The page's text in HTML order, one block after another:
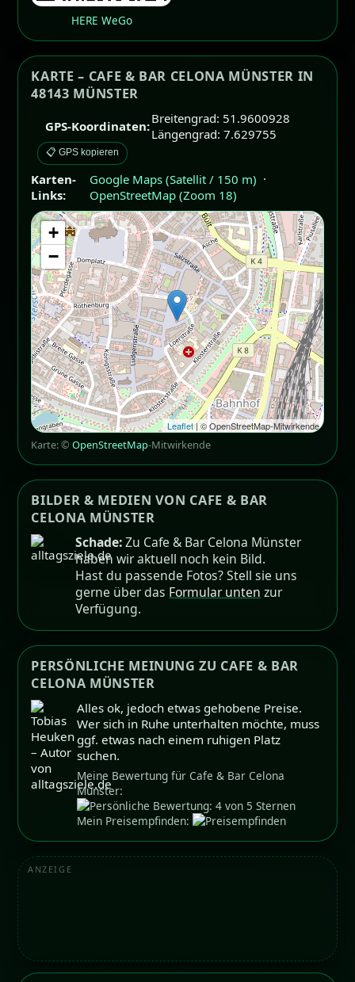
HERE WeGo
KARTE – CAFE & BAR CELONA MÜNSTER IN
48143 MÜNSTER
GPS-Koordinaten:Breitengrad: 51.9600928
Längengrad: 7.629755
📋 GPS kopieren
Karten-
Links:
Google Maps (Satellit / 150 m) ·
OpenStreetMap (Zoom 18)
+
−
Leaflet| © OpenStreetMap-Mitwirkende
Karte: ©OpenStreetMap-Mitwirkende
BILDER & MEDIEN VON CAFE & BAR
CELONA MÜNSTER
Schade:Zu Cafe & Bar Celona Münster
haben wir aktuell noch kein Bild.
Hast du passende Fotos? Stell sie uns
gerne über das Formular unten zur
Verfügung.
PERSÖNLICHE MEINUNG ZU CAFE & BAR
CELONA MÜNSTER
Alles ok, jedoch etwas gehobene Preise.
Wer sich in Ruhe unterhalten möchte, muss
ggf. etwas nach einem ruhigen Platz
suchen.
Meine Bewertung für Cafe & Bar Celona
Münster:
Mein Preisempfinden:
ANZEIGE